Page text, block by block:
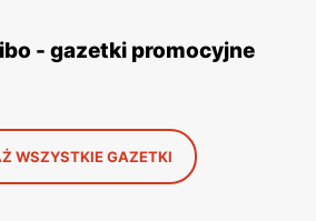
- gazetki promocyjne
WSZYSTKIE GAZETKI